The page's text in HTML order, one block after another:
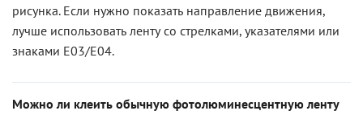
рисунка. Если нужно показать направление движения,
лучше использовать ленту со стрелками, указателями или
знаками E03/E04.
Можно ли клеить обычную фотолюминесцентную ленту